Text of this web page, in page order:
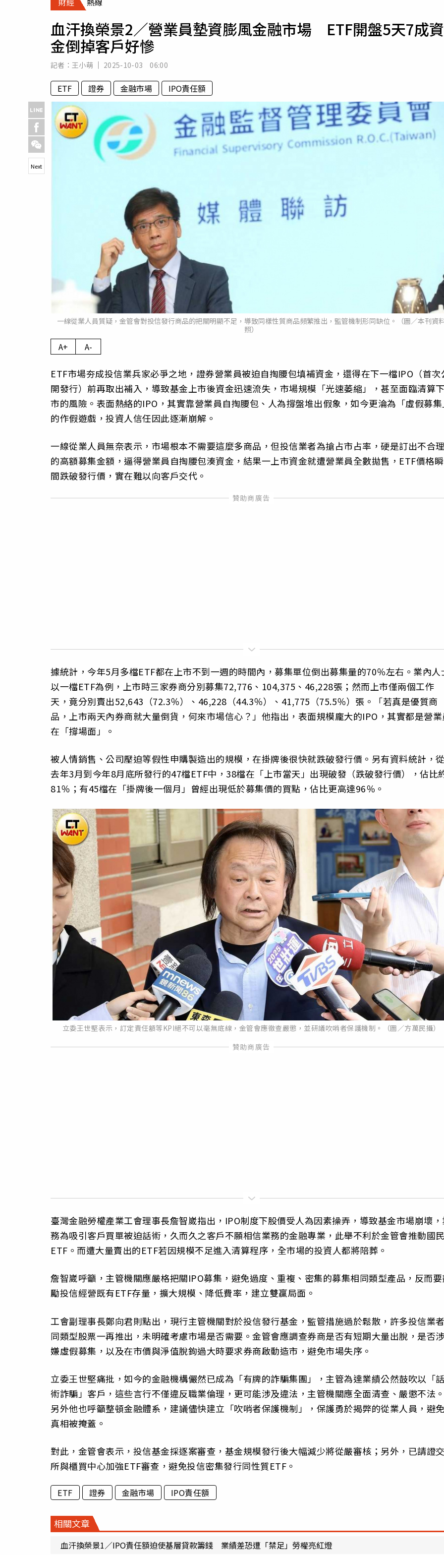
專欄
運勢
血汗換榮景2／營業員墊資膨風金融市場 ETF開盤5天7成資
金倒掉客戶好慘
記者： 王小萌 2025-10-03 06:00
ETF 證券 金融市場 IPO責任額
一線從業人員質疑，金管會對投信發行商品的把關明顯不足，導致同樣性質商品頻繁推出，監管機制形同缺位。（圖／本刊資
照）
Next
A+ A-
ETF市場夯成投信業兵家必爭之地，證券營業員被迫自掏腰包填補資金，還得在下一檔IPO（首次
開發行）前再取出補入，導致基金上市後資金迅速流失，市場規模「光速萎縮」，甚至面臨清算
市的風險。表面熱絡的IPO，其實靠營業員自掏腰包、人為撐盤堆出假象，如今更淪為「虛假募
的作假遊戲，投資人信任因此逐漸崩解。
一線從業人員無奈表示，市場根本不需要這麼多商品，但投信業者為搶占市占率，硬是訂出不合
的高額募集金額，逼得營業員自掏腰包湊資金，結果一上市資金就遭營業員全數拋售，ETF價格瞬
間跌破發行價，實在難以向客戶交代。
據統計，今年5月多檔ETF都在上市不到一週的時間內，募集單位倒出募集量的70％左右。業內人
以一檔ETF為例，上市時三家券商分別募集72,776、104,375、46,228張；然而上市僅兩個工作
天，竟分別賣出52,643（72.3％）、46,228（44.3％）、41,775（75.5％）張。「若真是優質商
品，上市兩天內券商就大量倒貨，何來市場信心？」他指出，表面規模龐大的IPO，其實都是營
在「撐場面」。
被人情銷售、公司壓迫等假性申購製造出的規模，在掛牌後很快就跌破發行價。另有資料統計，
去年3月到今年8月底所發行的47檔ETF中，38檔在「上市當天」出現破發（跌破發行價），佔比
81％；有45檔在「掛牌後一個月」曾經出現低於募集價的買點，佔比更高達96％。
立委王世堅表示，訂定責任額等KPI絕不可以毫無底線，金管會應徹查嚴懲，並研議吹哨者保護機制。（圖／方萬民攝）
臺灣金融勞權產業工會理事長詹智崴指出，IPO制度下股價受人為因素操弄，導致基金市場崩壞
務為吸引客戶買單被迫話術，久而久之客戶不願相信業務的金融專業，此舉不利於金管會推動國
ETF。而遭大量賣出的ETF若因規模不足進入清算程序，全市場的投資人都將陪葬。
詹智崴呼籲，主管機關應嚴格把關IPO募集，避免過度、重複、密集的募集相同類型產品，反而
勵投信經營既有ETF存量，擴大規模、降低費率，建立雙贏局面。
工會副理事長鄭向君則點出，現行主管機關對於投信發行基金，監管措施過於鬆散，許多投信業
同類型股票一再推出，未明確考慮市場是否需要。金管會應調查券商是否有短期大量出脫，是否
嫌虛假募集，以及在市價與淨值脫鉤過大時要求券商啟動造市，避免市場失序。
立委王世堅痛批，如今的金融機構儼然已成為「有牌的詐騙集團」，主管為達業績公然鼓吹以「
術詐騙」客戶，這些言行不僅違反職業倫理，更可能涉及違法，主管機關應全面清查、嚴懲不法
另外他也呼籲整頓金融體系，建議儘快建立「吹哨者保護機制」，保護勇於揭弊的從業人員，避
真相被掩蓋。
對此，金管會表示，投信基金採逐案審查，基金規模發行後大幅減少將從嚴審核；另外，已請證
所與櫃買中心加強ETF審查，避免投信密集發行同性質ETF。
ETF 證券 金融市場 IPO責任額
相關文章
血汗換榮景1／IPO責任額迫使基層貸款籌錢 業績差恐遭「禁足」勞權亮紅燈